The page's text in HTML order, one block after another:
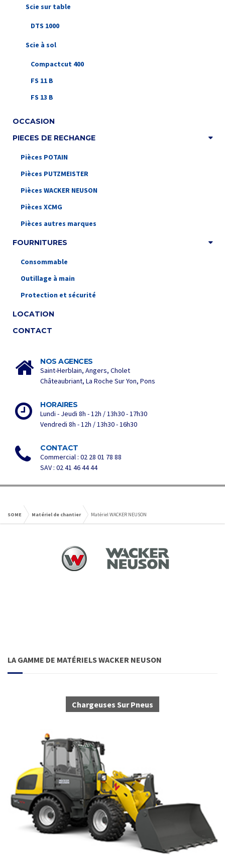
Scie sur table
DTS 1000
Scie à sol
Compactcut 400
FS 11 B
FS 13 B
OCCASION
PIECES DE RECHANGE
Pièces POTAIN
Pièces PUTZMEISTER
Pièces WACKER NEUSON
Pièces XCMG
Pièces autres marques
FOURNITURES
Consommable
Outillage à main
Protection et sécurité
LOCATION
CONTACT
NOS AGENCES
Saint-Herblain, Angers, Cholet
Châteaubriant, La Roche Sur Yon, Pons
HORAIRES
Lundi - Jeudi 8h - 12h / 13h30 - 17h30
Vendredi 8h - 12h / 13h30 - 16h30
CONTACT
Commercial : 02 28 01 78 88
SAV : 02 41 46 44 44
SOME Matériel de chantier Matériel WACKER NEUSON
LA GAMME DE MATÉRIELS WACKER NEUSON
Chargeuses Sur Pneus